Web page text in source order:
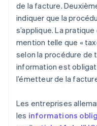
de la facture.
indiquer que la
s’applique. La
mention telle que «
selon la procédure de
information est
l’émetteur de la
Les entreprises
les informations